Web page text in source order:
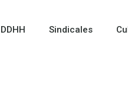
DDHH Sindicales